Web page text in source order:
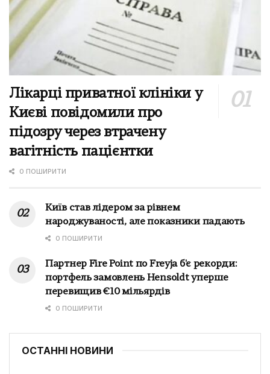
Лікарці приватної клініки у
Києві повідомили про
підозру через втрачену
вагітність пацієнтки
0 ПОШИРИТИ
Київ став лідером за рівнем
народжуваності, але показники падають
0 ПОШИРИТИ
Партнер Fire Point по Freyja б'є рекорди:
портфель замовлень Hensoldt уперше
перевищив €10 мільярдів
0 ПОШИРИТИ
ОСТАННІ НОВИНИ